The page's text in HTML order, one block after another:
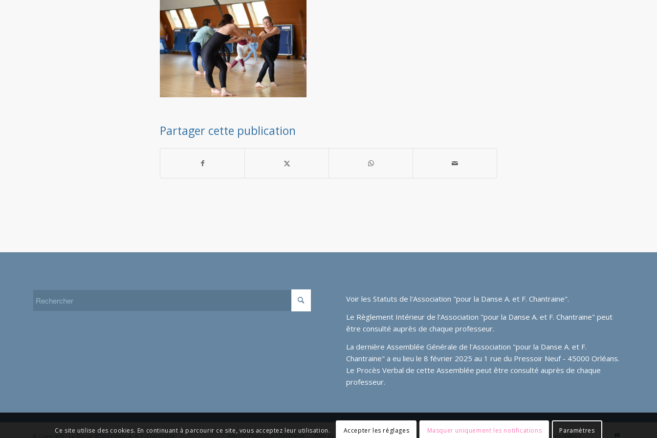
Partager cette publication
Voir lesStatuts de l'Association "pour la Danse A. et F. Chantraine".
Le Règlement Intérieur de l'Association "pour la Danse A. et F. Chantraine" peut
être consulté auprès de chaque professeur.
La dernière Assemblée Générale de l'Association "pour la Danse A. et F.
Chantraine" a eu lieu le 8 février 2025 au 1 rue du Pressoir Neuf - 45000 Orléans.
Le Procès Verbal de cette Assemblée peut être consulté auprès de chaque
professeur.
Alain et Françoise Chantraine Médias Liens Tuto admin
Ce site utilise des cookies. En continuant à parcourir ce site, vous acceptez leur utilisation. Accepter les réglages Masquer uniquement les notifications Paramètres